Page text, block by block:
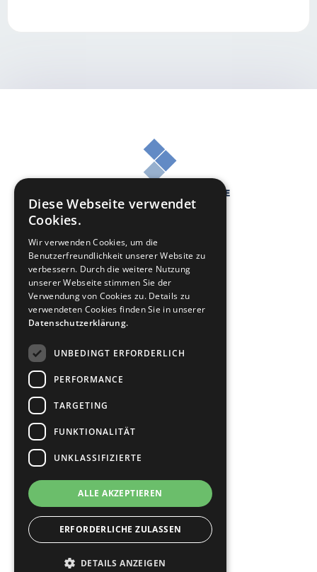
Online Casino Geld zurück
Sportwetten Geld zurück
Bildnachweise
© 2026 Staudt Rechtsanwälte
Diese Webseite verwendet
Cookies.
Wir verwenden Cookies, um die
Benutzerfreundlichkeit unserer Website zu
verbessern. Durch die weitere Nutzung
unserer Webseite stimmen Sie der
Verwendung von Cookies zu. Details zu
verwendeten Cookies finden Sie in unserer
Datenschutzerklärung.
UNBEDINGT ERFORDERLICH
PERFORMANCE
TARGETING
FUNKTIONALITÄT
UNKLASSIFIZIERTE
ALLE AKZEPTIEREN
ERFORDERLICHE ZULASSEN
DETAILS ANZEIGEN